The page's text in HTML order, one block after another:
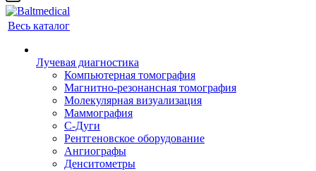
Весь каталог
Лучевая диагностика
Компьютерная томография
Магнитно-резонансная томография
Молекулярная визуализация
Маммография
С-Дуги
Рентгеновское оборудование
Ангиографы
Денситометры